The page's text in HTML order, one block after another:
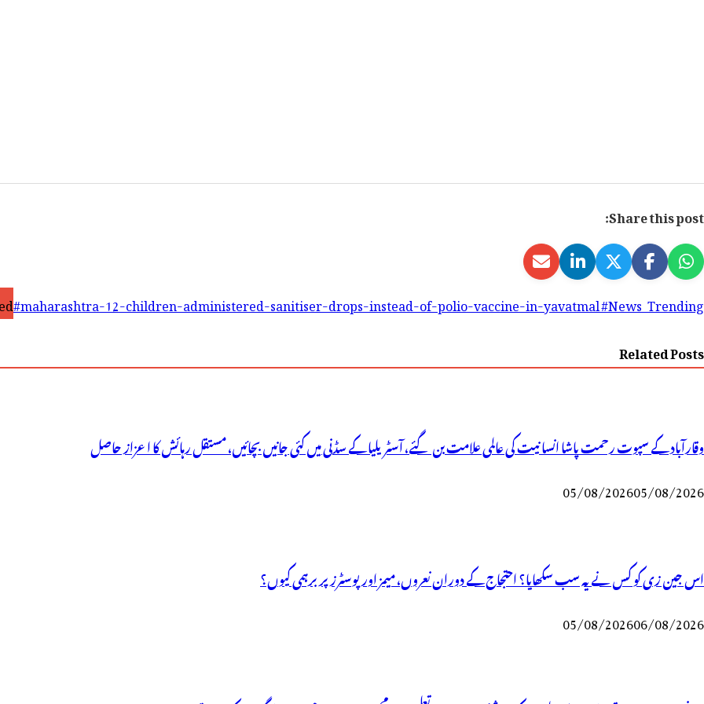
Share this post:
#maharashtra-12-children-administered-sanitiser-drops-instead-of-polio-vaccine-in-yavatmal #News_Trending
Related Posts
وقارآباد کے سپوت رحمت پاشا انسانیت کی عالمی علامت بن گئے، آسٹریلیا کے سڈنی میں کئی جانیں بچائیں، مستقل رہائش کا اعزاز حاصل
05/08/202605/08/2026
اس جین زی کو کس نے یہ سب سکھایا؟ احتجاج کے دوران نعروں، میمز اور پوسٹرز پر برہمی کیوں؟
05/08/202606/08/2026